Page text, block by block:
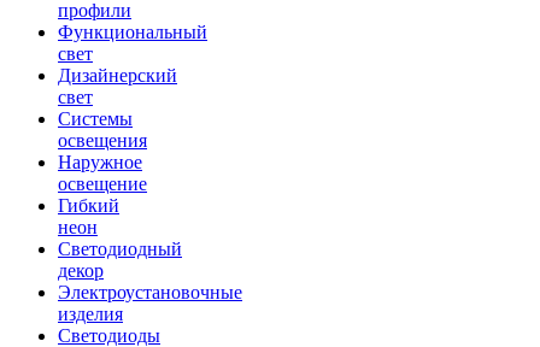
профили
Функциональный
свет
Дизайнерский
свет
Системы
освещения
Наружное
освещение
Гибкий
неон
Светодиодный
декор
Электроустановочные
изделия
Светодиоды